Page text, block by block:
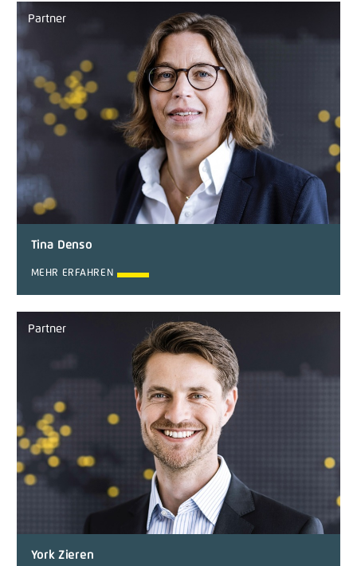
Partner
Tina Denso
MEHR ERFAHREN
Partner
York Zieren